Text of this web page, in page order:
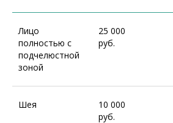
Лицо
полностью с
подчелюстной
зоной
25 000
руб.
Шея
10 000
руб.